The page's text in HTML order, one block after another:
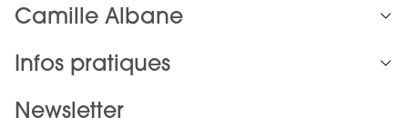
Camille Albane
Infos pratiques
Newsletter